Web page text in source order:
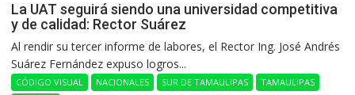
La UAT seguirá siendo una universidad competitiva
y de calidad: Rector Suárez
Al rendir su tercer informe de labores, el Rector Ing. José Andrés
Suárez Fernández expuso logros...
CÓDIGO VISUAL NACIONALES SUR DE TAMAULIPAS
TAMAULIPAS